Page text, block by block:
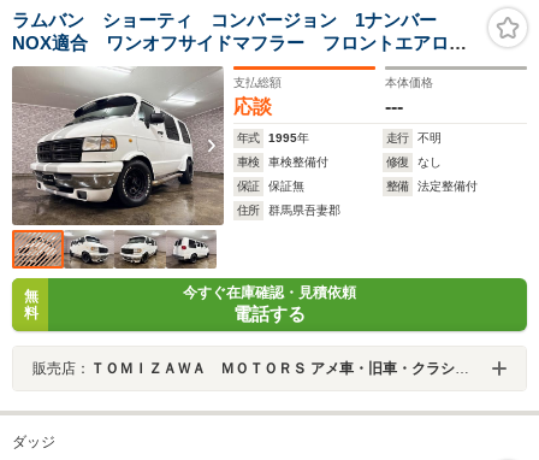
ラムバン ショーティ コンバージョン 1ナンバー
NOX適合 ワンオフサイドマフラー フロントエアロ
フロントバイザー
支払総額
応談
本体価格
---
年式 1995年 走行
不明
車検
車検整備付 修復
なし
保証
保証無 整備
法定整備付
住所
群馬県吾妻郡
無
料
今すぐ在庫確認・見積依頼
電話する
販売店： ＴＯＭＩＺＡＷＡ ＭＯＴＯＲＳ アメ車・旧車・クラシックカー専門店
ダッジ